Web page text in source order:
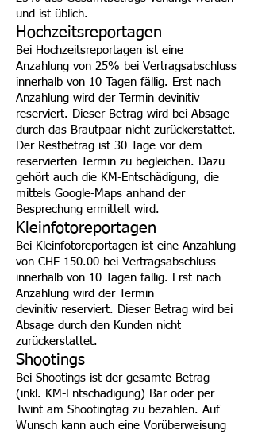
und ist üblich.
Hochzeitsreportagen
Bei Hochzeitsreportagen ist eine
Anzahlung von 25% bei Vertragsabschluss
innerhalb von 10 Tagen fällig. Erst nach
Anzahlung wird der Termin devinitiv
reserviert. Dieser Betrag wird bei Absage
durch das Brautpaar nicht zurückerstattet.
Der Restbetrag ist 30 Tage vor dem
reservierten Termin zu begleichen. Dazu
gehört auch die KM-Entschädigung, die
mittels Google-Maps anhand der
Besprechung ermittelt wird.
Kleinfotoreportagen
Bei Kleinfotoreportagen ist eine Anzahlung
von CHF 150.00 bei Vertragsabschluss
innerhalb von 10 Tagen fällig. Erst nach
Anzahlung wird der
Termin
devinitiv reserviert. Dieser Betrag wird bei
Absage durch den Kunden nicht
zurückerstattet.
Shootings
Bei Shootings ist der gesamte Betrag
(inkl. KM-Entschädigung) Bar oder per
Twint am Shootingtag zu bezahlen. Auf
Wunsch kann auch eine Vorüberweisung